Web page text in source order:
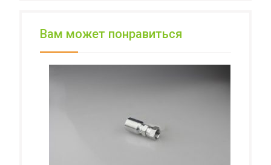
Вам может понравиться